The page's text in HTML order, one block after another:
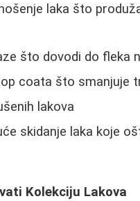
laka što
što dovodi do fleka
coata što smanjuje
lakova
skidanje laka koje
Kolekciju Lakova